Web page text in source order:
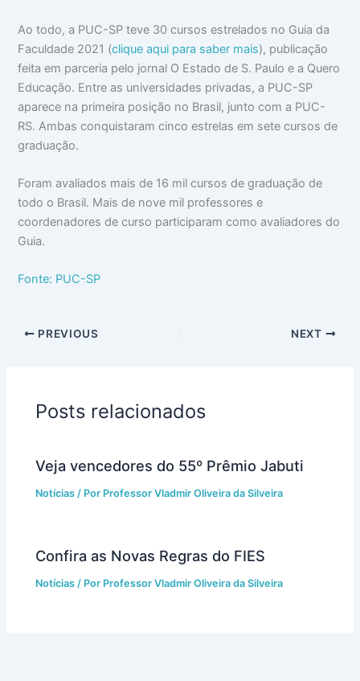
Ao todo, a PUC-SP teve 30 cursos estrelados no Guia da
Faculdade 2021 (clique aqui para saber mais), publicação
feita em parceria pelo jornal O Estado de S. Paulo e a Quero
Educação. Entre as universidades privadas, a PUC-SP
aparece na primeira posição no Brasil, junto com a PUC-
RS. Ambas conquistaram cinco estrelas em sete cursos de
graduação.
Foram avaliados mais de 16 mil cursos de graduação de
todo o Brasil. Mais de nove mil professores e
coordenadores de curso participaram como avaliadores do
Guia.
Fonte: PUC-SP
PREVIOUS NEXT
Posts relacionados
Veja vencedores do 55º Prêmio Jabuti
Notícias / Por Professor Vladmir Oliveira da Silveira
Confira as Novas Regras do FIES
Notícias / Por Professor Vladmir Oliveira da Silveira